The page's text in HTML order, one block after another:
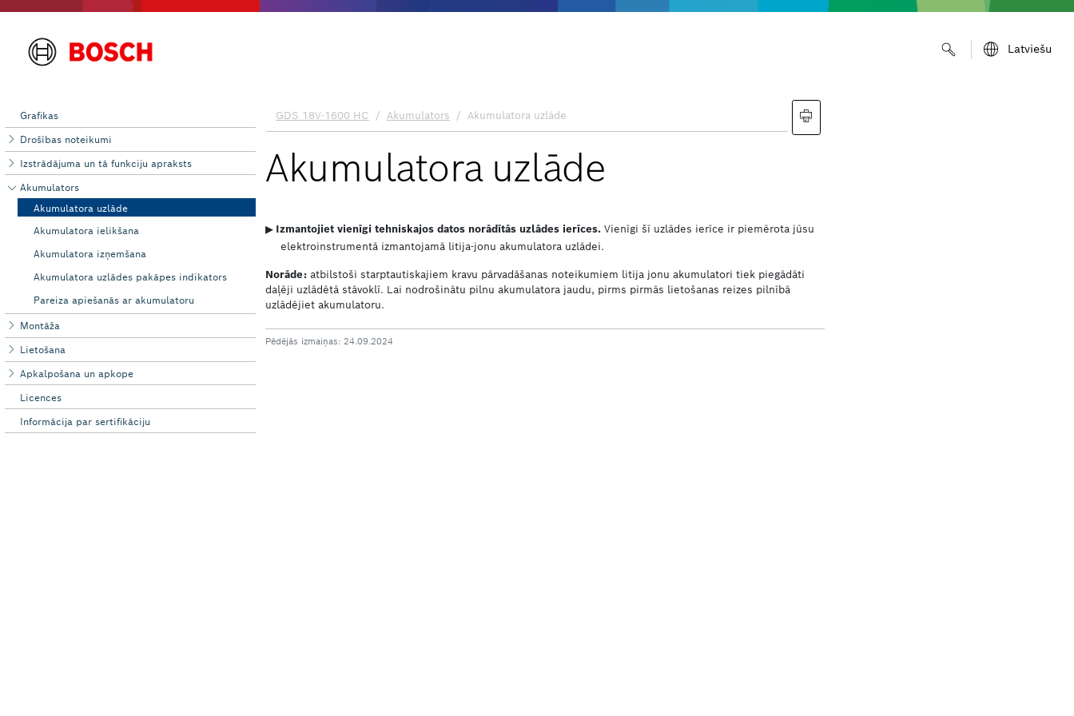
Latviešu
Grafikas
Drošības noteikumi
Izstrādājuma un tā funkciju apraksts
Akumulators
Akumulatora uzlāde
Akumulatora ielikšana
Akumulatora izņemšana
Akumulatora uzlādes pakāpes indikators
Pareiza apiešanās ar akumulatoru
Montāža
Lietošana
Apkalpošana un apkope
Licences
Informācija par sertifikāciju